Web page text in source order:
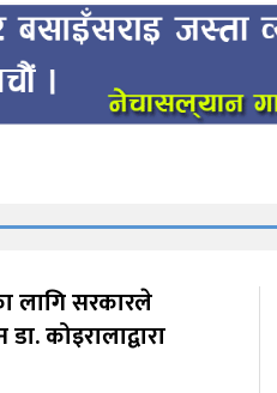
लागि सरकारले
कोइरालाद्वारा